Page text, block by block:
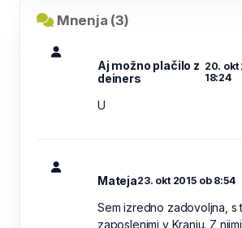
Mnenja (3)
Aj možno plačilo z
deiners
20. okt
18:24
U
Mateja23. okt 2015 ob 8:54
Sem izredno zadovoljna, s
zaposlenimi v Kranju. Z